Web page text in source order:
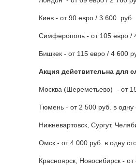
Киев - от 90 евро / 3 600 руб.
Симферополь - от 105 евро /
Бишкек - от 115 евро / 4 600
Акция действительна для
Москва (Шереметьево) - от
Тюмень - от 2 500 руб. в одну
Нижневартовск, Сургут,
Омск - от 4 000 руб. в одну
Красноярск, Новосибирск -